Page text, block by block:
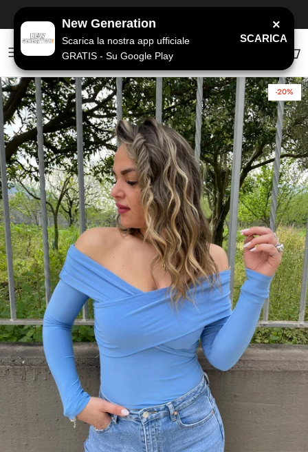
×
New Generation
Scarica la nostra app ufficiale
GRATIS - Su Google Play
SCARICA
Passa ai contenuti
Account
-20%